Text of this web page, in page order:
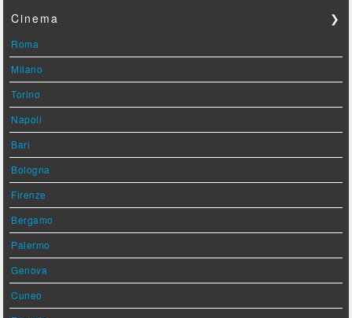
Cinema ❯
Roma
Milano
Torino
Napoli
Bari
Bologna
Firenze
Bergamo
Palermo
Genova
Cuneo